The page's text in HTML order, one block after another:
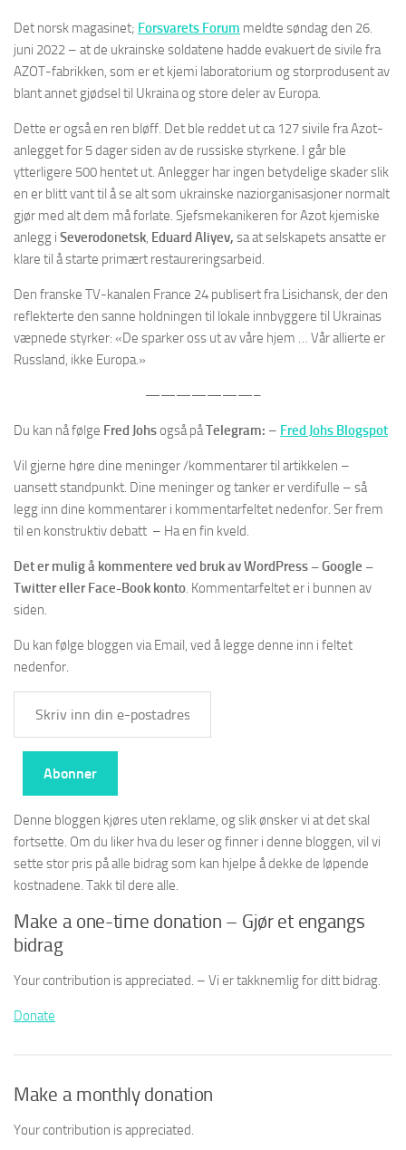
Det norsk magasinet; Forsvarets Forum meldte søndag den 26.
juni 2022 – at de ukrainske soldatene hadde evakuert de sivile fra
AZOT-fabrikken, som er et kjemi laboratorium og storprodusent av
blant annet gjødsel til Ukraina og store deler av Europa.
Dette er også en ren bløff. Det ble reddet ut ca 127 sivile fra Azot-
anlegget for 5 dager siden av de russiske styrkene. I går ble
ytterligere 500 hentet ut. Anlegger har ingen betydelige skader slik
en er blitt vant til å se alt som ukrainske naziorganisasjoner normalt
gjør med alt dem må forlate. Sjefsmekanikeren for Azot kjemiske
anlegg i Severodonetsk Eduard Aliyev, sa at selskapets ansatte er
klare til å starte primært restaureringsarbeid.
Den franske TV-kanalen France 24 publisert fra Lisichansk, der den
reflekterte den sanne holdningen til lokale innbyggere til Ukrainas
væpnede styrker: «De sparker oss ut av våre hjem … Vår allierte er
Russland, ikke Europa.»
———————–
Du kan nå følge Fred Johsogså påTelegram: – Fred Johs Blogspot
Vil gjerne høre dine meninger /kommentarer til artikkelen –
uansett standpunkt. Dine meninger og tanker er verdifulle – så
legg inn dine kommentarer i kommentarfeltet nedenfor. Ser frem
til en konstruktiv debatt – Ha en fin kveld.
Det er mulig å kommentere ved bruk av WordPress – Google –
Twitter eller Face-Book konto . Kommentarfeltet er i bunnen av
siden.
Du kan følge bloggen via Email, ved å legge denne inn i feltet
nedenfor.
Abonner
Denne bloggen kjøres uten reklame, og slik ønsker vi at det skal
fortsette. Om du liker hva du leser og finner i denne bloggen, vil vi
sette stor pris på alle bidrag som kan hjelpe å dekke de løpende
kostnadene. Takk til dere alle.
Make a one-time donation – Gjør et engangs
bidrag
Your contribution is appreciated. – Vi er takknemlig for ditt bidrag.
Donate
Make a monthly donation
Your contribution is appreciated.